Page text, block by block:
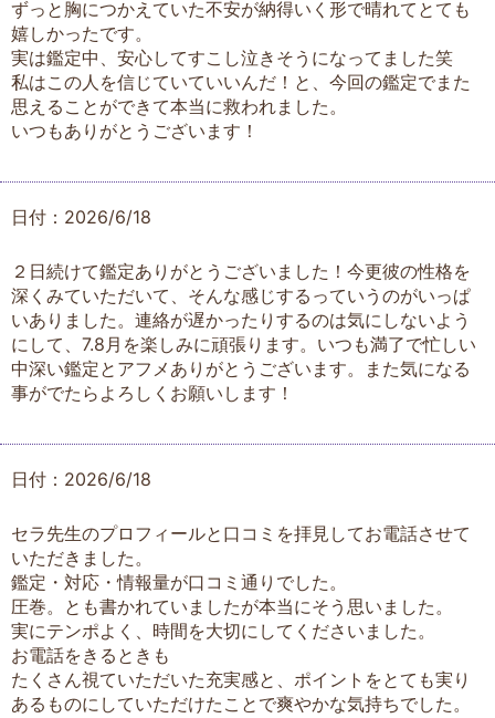
ずっと胸につかえていた不安が納得いく形で晴れてとても
嬉しかったです。
実は鑑定中、安心してすこし泣きそうになってました笑
私はこの人を信じていていいんだ！と、今回の鑑定でまた
思えることができて本当に救われました。
いつもありがとうございます！
日付：2026/6/18
２日続けて鑑定ありがとうございました！今更彼の性格を
深くみていただいて、そんな感じするっていうのがいっぱ
いありました。連絡が遅かったりするのは気にしないよう
にして、7.8月を楽しみに頑張ります。いつも満了で忙しい
中深い鑑定とアフメありがとうございます。また気になる
事がでたらよろしくお願いします！
日付：2026/6/18
セラ先生のプロフィールと口コミを拝見してお電話させて
いただきました。
鑑定・対応・情報量が口コミ通りでした。
圧巻。とも書かれていましたが本当にそう思いました。
実にテンポよく、時間を大切にしてくださいました。
お電話をきるときも
たくさん視ていただいた充実感と、ポイントをとても実り
あるものにしていただけたことで爽やかな気持ちでした。